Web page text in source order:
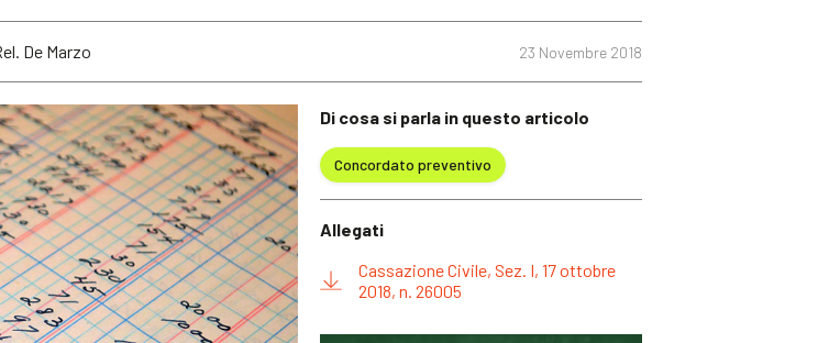
23 Novembre 2018
De Marzo
Di cosa si parla in questo articolo
Concordato preventivo
Allegati
Cassazione Civile, Sez. I, 17 ottobre
2018, n. 26005